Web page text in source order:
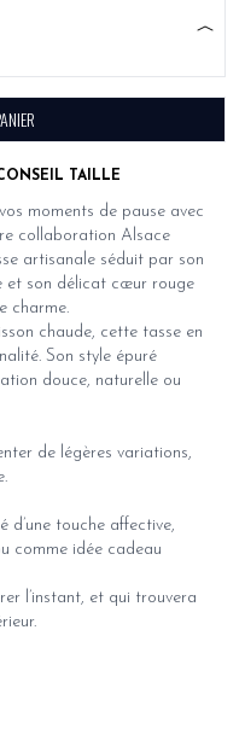
TAILLE
moments de pause avec
collaboration Alsace
artisanale séduit par son
et son délicat cœur rouge
charme.
chaude, cette tasse en
Son style épuré
douce, naturelle ou
de légères variations,
d’une touche affective,
comme idée cadeau
l’instant, et qui trouvera